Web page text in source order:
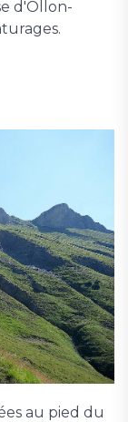
d'Ollon-
au pied du